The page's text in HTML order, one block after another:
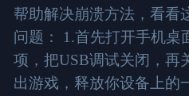
帮助解决崩溃方法，看看
问题： 1.首先打开手机桌
项，把USB调试关闭，再
出游戏，释放你设备上的